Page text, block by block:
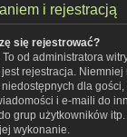
i rejestracją
się rejestrować?
od administratora
rejestracja.
dla gości,
i e-maili do
grup użytkowników
wykonanie.